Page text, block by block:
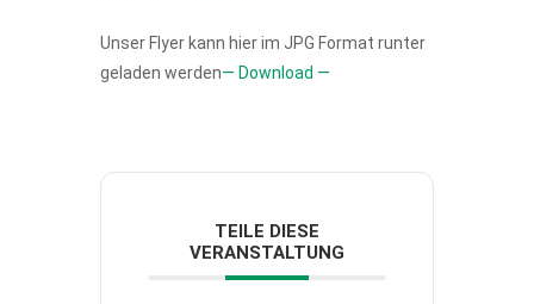
Unser Flyer kann hier im JPG Format runter
geladen werden— Download —
TEILE DIESE
VERANSTALTUNG